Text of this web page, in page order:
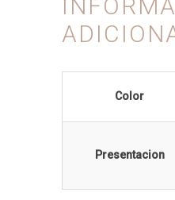
Color
Presentacion